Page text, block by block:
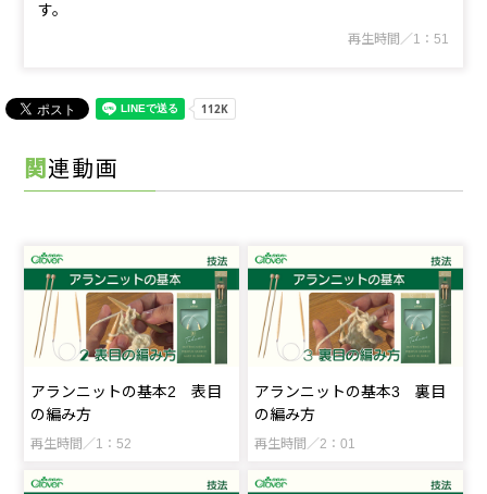
す。
再生時間／1：51
関連動画
アランニットの基本2 表目
の編み方
再生時間／1：52
アランニットの基本3 裏目
の編み方
再生時間／2：01